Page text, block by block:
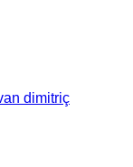
dimitriç